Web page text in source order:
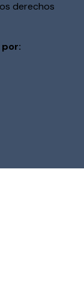
derechos